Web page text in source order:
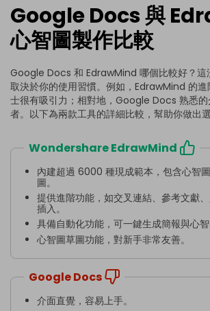
Google Docs 與
心智圖製作比較
Google Docs 和 EdrawMind 哪個比較好？這
取決於你的使用習慣。例如，EdrawMind 的
士很有吸引力；相對地，Google Docs 熟悉
者。以下為兩款工具的詳細比較，幫助你做出選
Wondershare EdrawMind
內建超過 6000 種現成範本，包含心智
圖。
提供進階功能，如交叉連結、參考文獻
插入。
具備自動化功能，可一鍵生成簡報與心智
心智圖草圖功能，對新手非常友善。
Google Docs
介面直覺，容易上手。